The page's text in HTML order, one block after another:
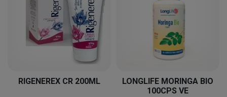
RIGENEREX CR 200ML
LONGLIFE MORINGA BIO
100CPS VE